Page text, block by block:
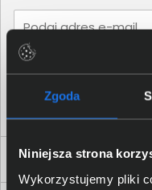
Zgoda
Niniejsza strona
Wykorzystujemy pliki
Dla Firm i Instytucji
Podaj adres e-mail